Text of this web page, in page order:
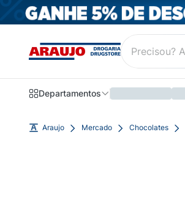
Departamentos
Araujo Mercado Chocolates